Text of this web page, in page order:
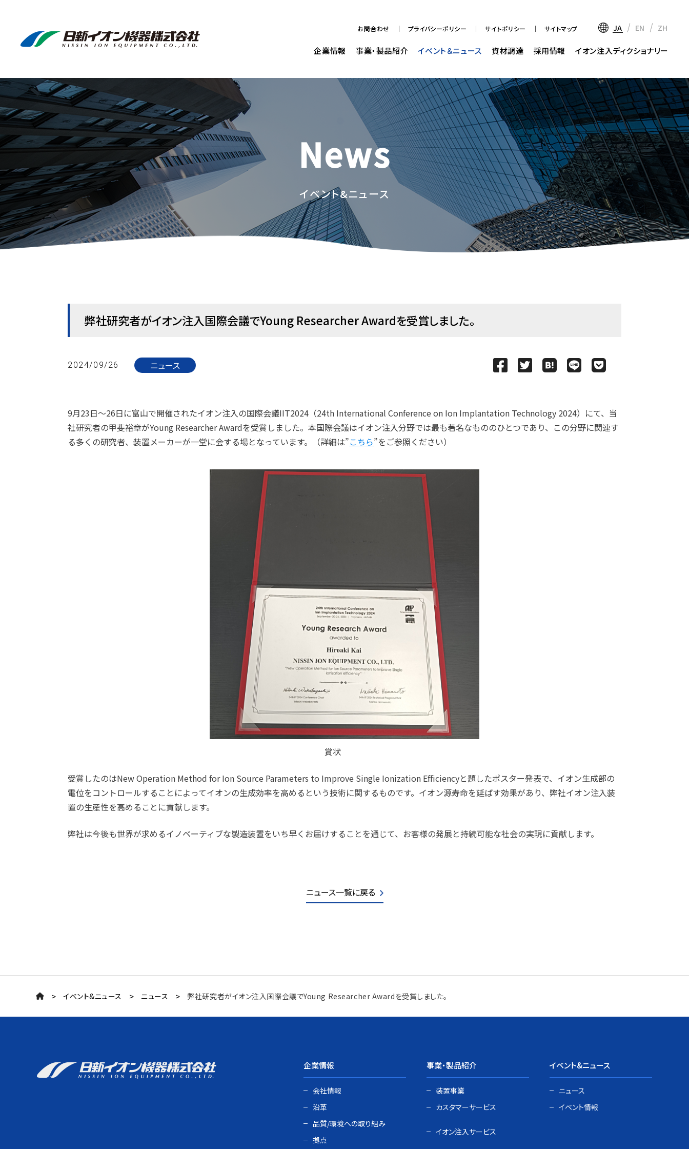
お問合わせ プライバシーポリシー サイトポリシー サイトマップ JA EN ZH
企業情報 事業・製品紹介 イベント＆ニュース 資材調達 採用情報 イオン注入ディクショナリー
News
イベント&ニュース
弊社研究者がイオン注入国際会議でYoung Researcher Awardを受賞しました。
2024/09/26 ニュース
9月23日～26日に富山で開催されたイオン注入の国際会議IIT2024（24th International Conference on Ion Implantation Technology 2024）にて、当
社研究者の甲斐裕章がYoung Researcher Awardを受賞しました。本国際会議はイオン注入分野では最も著名なもののひとつであり、この分野に関連す
る多くの研究者、装置メーカーが一堂に会する場となっています。（詳細は”こちら”をご参照ください）
賞状
受賞したのはNew Operation Method for Ion Source Parameters to Improve Single Ionization Efficiencyと題したポスター発表で、イオン生成部の
電位をコントロールすることによってイオンの生成効率を高めるという技術に関するものです。イオン源寿命を延ばす効果があり、弊社イオン注入装
置の生産性を高めることに貢献します。
弊社は今後も世界が求めるイノベーティブな製造装置をいち早くお届けすることを通じて、お客様の発展と持続可能な社会の実現に貢献します。
ニュース一覧に戻る
> イベント&ニュース > ニュース > 弊社研究者がイオン注入国際会議でYoung Researcher Awardを受賞しました。
企業情報
会社情報
沿革
品質/環境への取り組み
拠点
事業・製品紹介
装置事業
カスタマーサービス
イオン注入サービス
イベント&ニュース
ニュース
イベント情報